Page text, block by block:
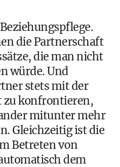
die Partnerschaft
die man nicht
würde. Und
stets mit der
zu konfrontieren,
mitunter mehr
Gleichzeitig ist die
Betreten von
dem